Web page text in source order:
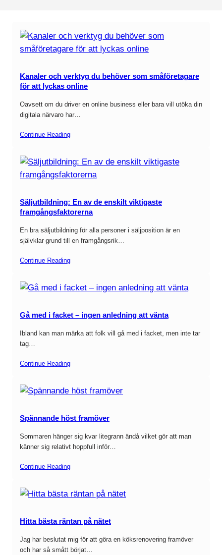
Kanaler och verktyg du behöver som småföretagare
för att lyckas online
Oavsett om du driver en online business eller bara vill utöka din
digitala närvaro har…
Continue Reading
Säljutbildning: En av de enskilt viktigaste
framgångsfaktorerna
En bra säljutbildning för alla personer i säljposition är en
självklar grund till en framgångsrik…
Continue Reading
Gå med i facket – ingen anledning att vänta
Ibland kan man märka att folk vill gå med i facket, men inte tar
tag…
Continue Reading
Spännande höst framöver
Sommaren hänger sig kvar litegrann ändå vilket gör att man
känner sig relativt hoppfull inför…
Continue Reading
Hitta bästa räntan på nätet
Jag har beslutat mig för att göra en köksrenovering framöver
och har så smått börjat…